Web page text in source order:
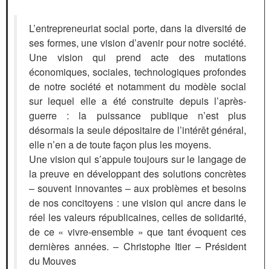
L’entrepreneuriat social porte, dans la diversité de
ses formes, une vision d’avenir pour notre société.
Une vision qui prend acte des mutations
économiques, sociales, technologiques profondes
de notre société et notamment du modèle social
sur lequel elle a été construite depuis l’après-
guerre : la puissance publique n’est plus
désormais la seule dépositaire de l’intérêt général,
elle n’en a de toute façon plus les moyens.
Une vision qui s’appuie toujours sur le langage de
la preuve en développant des solutions concrètes
– souvent innovantes – aux problèmes et besoins
de nos concitoyens : une vision qui ancre dans le
réel les valeurs républicaines, celles de solidarité,
de ce « vivre-ensemble » que tant évoquent ces
dernières années. – Christophe Itier – Président
du Mouves